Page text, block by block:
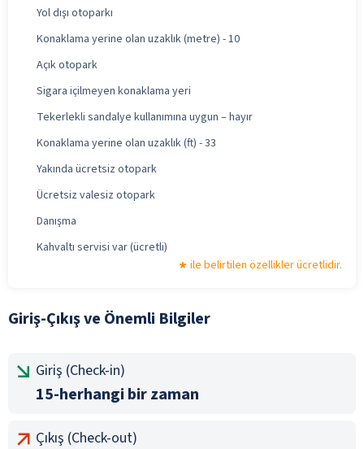
Yol dışı otoparkı
Konaklama yerine olan uzaklık (metre) - 10
Açık otopark
Sigara içilmeyen konaklama yeri
Tekerlekli sandalye kullanımına uygun – hayır
Konaklama yerine olan uzaklık (ft) - 33
Yakında ücretsiz otopark
Ücretsiz valesiz otopark
Danışma
Kahvaltı servisi var (ücretli)
ile belirtilen özellikler ücretlidir.
Giriş-Çıkış ve Önemli Bilgiler
Giriş (Check-in)
15-herhangi bir zaman
Çıkış (Check-out)